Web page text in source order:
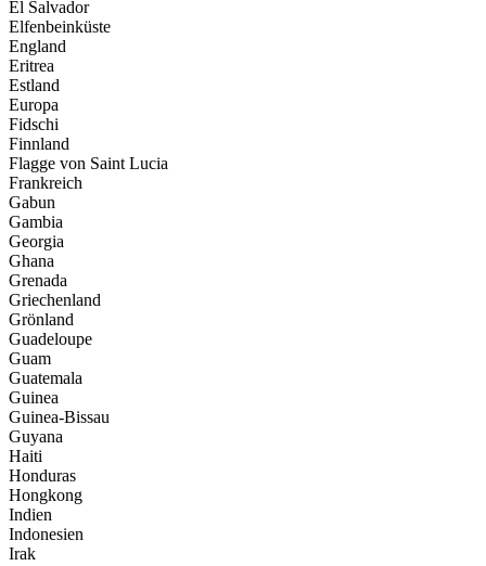
El Salvador
Elfenbeinküste
England
Eritrea
Estland
Europa
Fidschi
Finnland
Flagge von Saint Lucia
Frankreich
Gabun
Gambia
Georgia
Ghana
Grenada
Griechenland
Grönland
Guadeloupe
Guam
Guatemala
Guinea
Guinea-Bissau
Guyana
Haiti
Honduras
Hongkong
Indien
Indonesien
Irak